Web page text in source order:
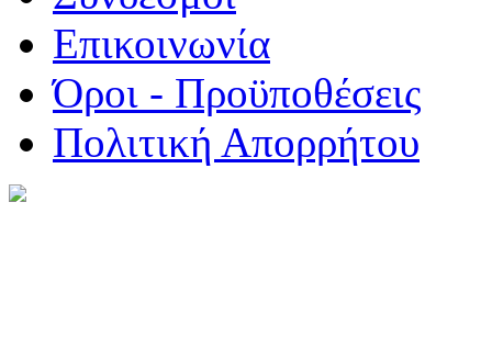
Επικοινωνία
Όροι - Προϋποθέσεις
Πολιτική Απορρήτου